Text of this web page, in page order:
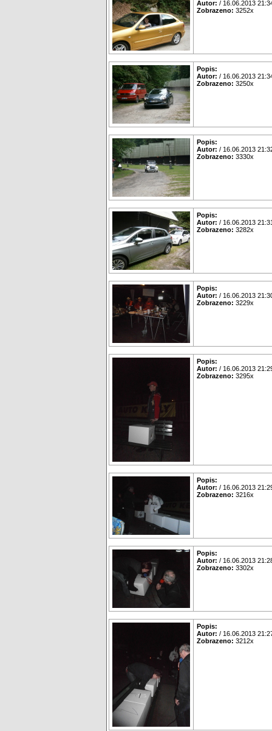
Autor: / 16.06.2013
Zobrazeno: 3252x
Popis:
Autor: / 16.06.2013
Zobrazeno: 3250x
Popis:
Autor: / 16.06.2013
Zobrazeno: 3330x
Popis:
Autor: / 16.06.2013
Zobrazeno: 3282x
Popis:
Autor: / 16.06.2013
Zobrazeno: 3229x
Popis:
Autor: / 16.06.2013
Zobrazeno: 3295x
Popis:
Autor: / 16.06.2013
Zobrazeno: 3216x
Popis:
Autor: / 16.06.2013
Zobrazeno: 3302x
Popis:
Autor: / 16.06.2013
Zobrazeno: 3212x